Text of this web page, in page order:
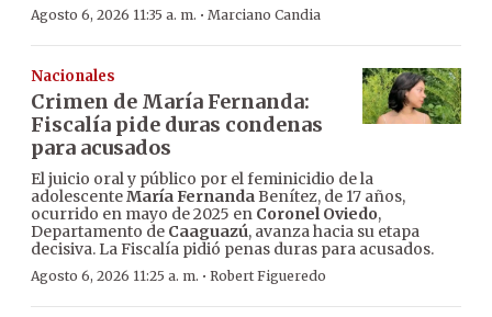
Agosto 6, 2026 11:35 a. m. · Marciano Candia
Nacionales
Crimen de María Fernanda:
Fiscalía pide duras condenas
para acusados
El juicio oral y público por el feminicidio de la
adolescenteMaría FernandaBenítez, de 17 años,
ocurrido en mayo de 2025 en Coronel Oviedo,
Departamento de Caaguazú, avanza hacia su etapa
decisiva. La Fiscalía pidió penas duras para acusados.
Agosto 6, 2026 11:25 a. m. · Robert Figueredo